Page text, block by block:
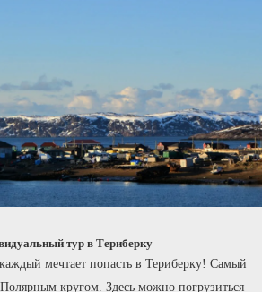
тур в Териберку
мечтает попасть в Териберку! Самый
кругом. Здесь можно погрузиться